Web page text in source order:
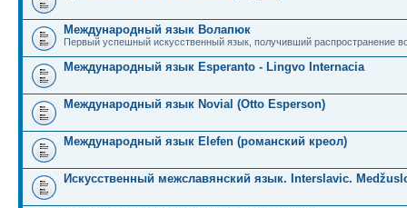
Международный язык Волапюк
Первый успешный искусственный язык, получивший распространение
Международный язык Esperanto - Lingvo Internacia
Международный язык Novial (Otto Esperson)
Международный язык Elefen (романский креол)
Искусственный межславянский язык. Interslavic.